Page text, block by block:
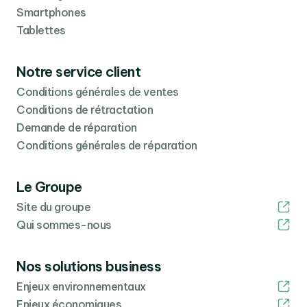
Smartphones
Tablettes
Notre service client
Conditions générales de ventes
Conditions de rétractation
Demande de réparation
Conditions générales de réparation
Le Groupe
Site du groupe
Qui sommes-nous
Nos solutions business
Enjeux environnementaux
Enjeux économiques